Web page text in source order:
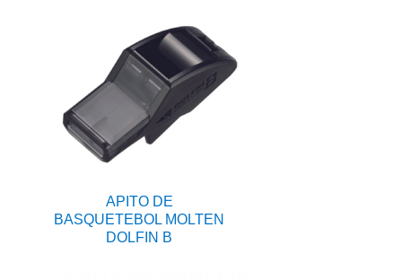
APITO DE
BASQUETEBOL MOLTEN
DOLFIN B